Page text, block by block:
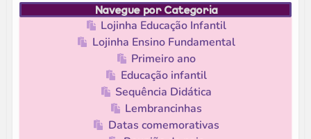
Navegue por Categoria
Lojinha Educação Infantil
Lojinha Ensino Fundamental
Primeiro ano
Educação infantil
Sequência Didática
Lembrancinhas
Datas comemorativas